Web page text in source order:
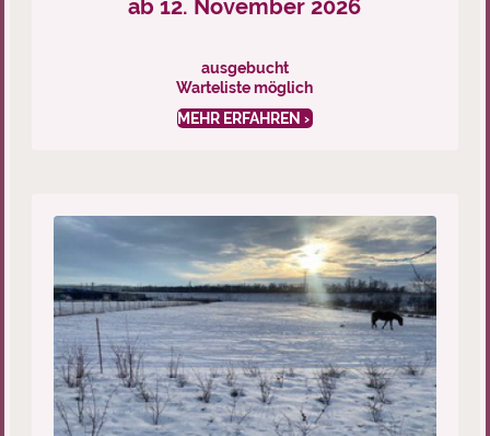
ab 12. November 2026
ausgebucht
Warteliste möglich
MEHR ERFAHREN